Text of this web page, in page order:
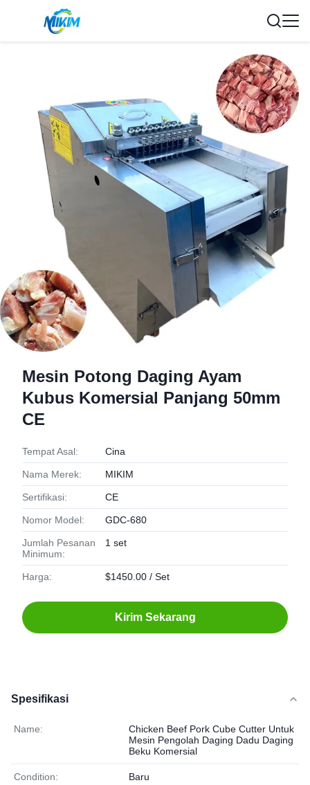
Mesin Potong Daging Ayam
Kubus Komersial Panjang 50mm
CE
Tempat Asal: Cina
Nama Merek: MIKIM
Sertifikasi: CE
Nomor Model: GDC-680
Jumlah Pesanan
Minimum:
1 set
Harga: $1450.00 / Set
Kirim Sekarang
Spesifikasi
Name:
Chicken Beef Pork Cube Cutter Untuk
Mesin Pengolah Daging Dadu Daging
Beku Komersial
Condition: Baru